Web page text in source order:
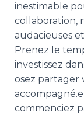
inestimable
collaboration,
audacieuses
Prenez le
investissez
osez partager
commenciez